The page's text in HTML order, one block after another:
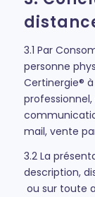
3.1 Par
personne
Certinergie®
mail, vente
3.2 La
description,
ou sur toute